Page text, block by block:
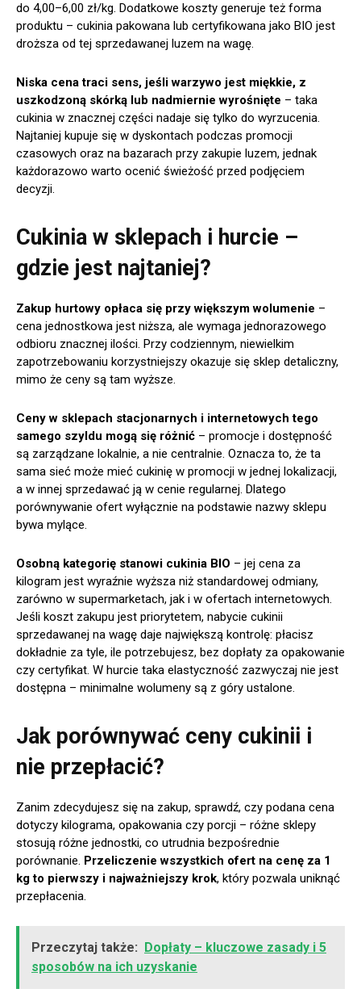
do 4,00–6,00 zł/kg. Dodatkowe koszty generuje też forma
produktu – cukinia pakowana lub certyfikowana jako BIO jest
droższa od tej sprzedawanej luzem na wagę.
Niska cena traci sens, jeśli warzywo jest miękkie, z
uszkodzoną skórką lub nadmiernie wyrośnięte – taka
cukinia w znacznej części nadaje się tylko do wyrzucenia.
Najtaniej kupuje się w dyskontach podczas promocji
czasowych oraz na bazarach przy zakupie luzem, jednak
każdorazowo warto ocenić świeżość przed podjęciem
decyzji.
Cukinia w sklepach i hurcie –
gdzie jest najtaniej?
Zakup hurtowy opłaca się przy większym wolumenie –
cena jednostkowa jest niższa, ale wymaga jednorazowego
odbioru znacznej ilości. Przy codziennym, niewielkim
zapotrzebowaniu korzystniejszy okazuje się sklep detaliczny,
mimo że ceny są tam wyższe.
Ceny w sklepach stacjonarnych i internetowych tego
samego szyldu mogą się różnić – promocje i dostępność
są zarządzane lokalnie, a nie centralnie. Oznacza to, że ta
sama sieć może mieć cukinię w promocji w jednej lokalizacji,
a w innej sprzedawać ją w cenie regularnej. Dlatego
porównywanie ofert wyłącznie na podstawie nazwy sklepu
bywa mylące.
Osobną kategorię stanowi cukinia BIO – jej cena za
kilogram jest wyraźnie wyższa niż standardowej odmiany,
zarówno w supermarketach, jak i w ofertach internetowych.
Jeśli koszt zakupu jest priorytetem, nabycie cukinii
sprzedawanej na wagę daje największą kontrolę: płacisz
dokładnie za tyle, ile potrzebujesz, bez dopłaty za opakowanie
czy certyfikat. W hurcie taka elastyczność zazwyczaj nie jest
dostępna – minimalne wolumeny są z góry ustalone.
Jak porównywać ceny cukinii i
nie przepłacić?
Zanim zdecydujesz się na zakup, sprawdź, czy podana cena
dotyczy kilograma, opakowania czy porcji – różne sklepy
stosują różne jednostki, co utrudnia bezpośrednie
porównanie. Przeliczenie wszystkich ofert na cenę za 1
kg to pierwszy i najważniejszy krok, który pozwala uniknąć
przepłacenia.
Przeczytaj także:
Dopłaty – kluczowe zasady i 5
sposobów na ich uzyskanie